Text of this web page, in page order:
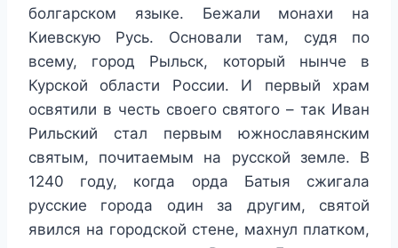
болгарском языке. Бежали монахи на
Киевскую Русь. Основали там, судя по
всему, город Рыльск, который нынче в
Курской области России. И первый храм
освятили в честь своего святого – так Иван
Рильский стал первым южнославянским
святым, почитаемым на русской земле. В
1240 году, когда орда Батыя сжигала
русские города один за другим, святой
явился на городской стене, махнул платком,